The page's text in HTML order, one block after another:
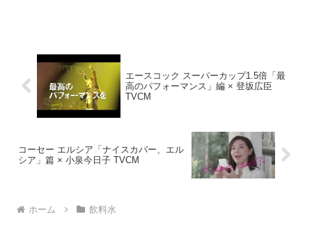
エースコック スーパーカップ1.5倍「最
高のパフォーマンス」編 × 登坂広臣
TVCM
コーセー エルシア「ナイスカバー、エル
シア」篇 × 小泉今日子 TVCM
ホーム 飲料水